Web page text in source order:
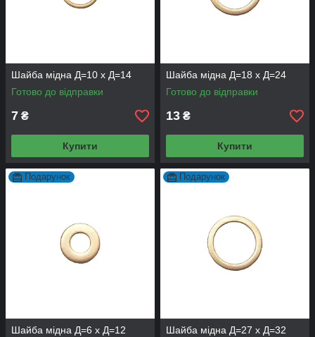
Шайба мідна Д=10 х Д=14
Готово до відправки
7 ₴
Купити
Шайба мідна Д=18 х Д=24
Готово до відправки
13 ₴
Купити
Подарунок
Шайба мідна Д=6 х Д=12
Подарунок
Шайба мідна Д=27 х Д=32